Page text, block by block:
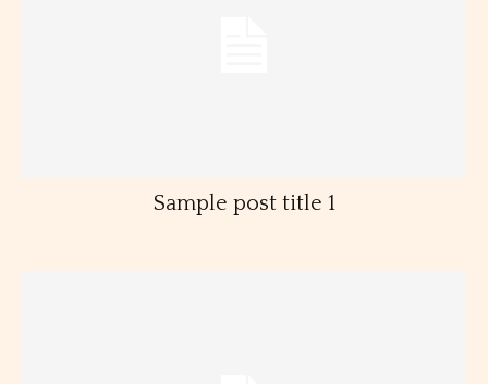
Sample post title 1